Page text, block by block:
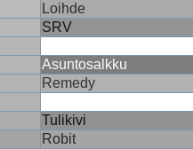
Loihde
SRV
Asuntosalkku
Remedy
Tulikivi
Robit